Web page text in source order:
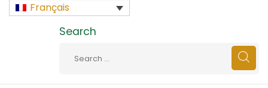
Français
Search